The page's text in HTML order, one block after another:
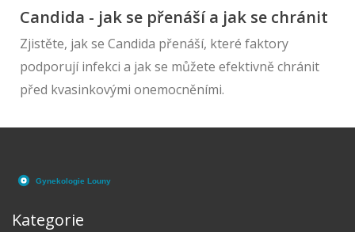
Candida - jak se přenáší a jak se chránit
Zjistěte, jak se Candida přenáší, které faktory
podporují infekci a jak se můžete efektivně chránit
před kvasinkovými onemocněními.
Kategorie